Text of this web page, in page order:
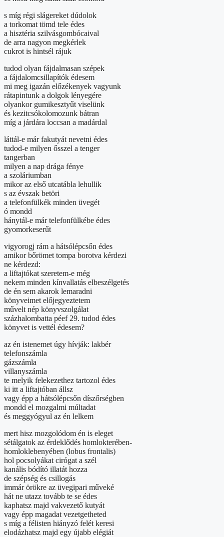
s míg régi slágereket dúdolok
a torkomat tömd tele édes
a hisztéria szilvásgombócaival
de arra nagyon megkérlek
cukrot is hintsél rájuk
tudod olyan fájdalmasan szépek
a fájdalomcsillapítók édesem
mi meg igazán előzékenyek vagyunk
rátapintunk a dolgok lényegére
olyankor gumikesztyűt viselünk
és kezitcsókolomozunk bátran
míg a járdára loccsan a madárdal
láttál-e már fakutyát nevetni édes
tudod-e milyen ősszel a tenger
tangerban
milyen a nap drága fénye
a szoláriumban
mikor az első utcatábla lehullik
s az évszak betöri
a telefonfülkék minden üvegét
ó mondd
hánytál-e már telefonfülkébe édes
gyomorkeserűt
vigyorogj rám a hátsólépcsőn édes
amikor bőrömet tompa borotva kérdezi
ne kérdezd:
a liftajtókat szeretem-e még
nekem minden kínvallatás elbeszélgetés
de én sem akarok lemaradni
könyveimet előjegyeztetem
művelt nép könyvszolgálat
százhalombatta péef 29. tudod édes
könyvet is vettél édesem?
az én istenemet úgy hívják: lakbér
telefonszámla
gázszámla
villanyszámla
te melyik felekezethez tartozol édes
ki itt a liftajtóban állsz
vagy épp a hátsólépcsőn díszőrségben
mondd el mozgalmi múltadat
és meggyógyul az én lelkem
mert hisz mozgolódom én is eleget
sétálgatok az érdeklődés homlokterében-
homloklebenyében (lobus frontalis)
hol pocsolyákat cirógat a szél
kanális bódító illatát hozza
de szépség és csillogás
immár örökre az üvegipari műveké
hát ne utazz tovább te se édes
kaphatsz majd vakvezető kutyát
vagy épp magadat vezetgetheted
s míg a félisten hiányzó felét keresi
elodázhatsz majd egy újabb elégiát